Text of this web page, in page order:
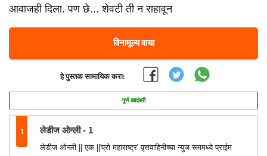
आवाजही दिला. पण छे... शेवटी ती न राहावून
विनामूल्य वाचा
हे पुस्तक सामायिक करा:
पूर्ण कादंबरी
1 लेडीज ओन्ली - 1
लेडीज ओन्ली || एक ||'प्रो महाराष्ट्र' वृत्तवाहिनीच्या न्युज रूममध्ये प्राईम